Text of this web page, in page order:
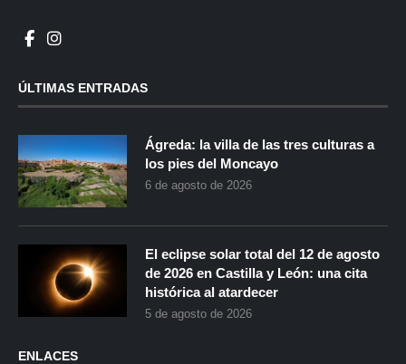
ÚLTIMAS ENTRADAS
Ágreda: la villa de las tres culturas a
los pies del Moncayo
6 de agosto de 2026
El eclipse solar total del 12 de agosto
de 2026 en Castilla y León: una cita
histórica al atardecer
5 de agosto de 2026
ENLACES